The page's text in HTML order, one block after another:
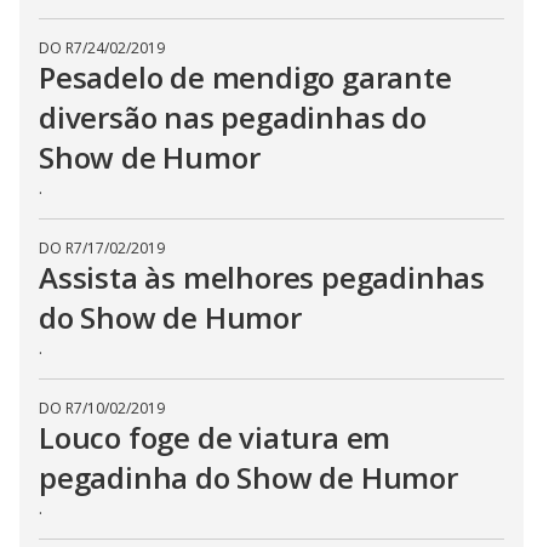
DO R7/24/02/2019
Pesadelo de mendigo garante
diversão nas pegadinhas do
Show de Humor
.
DO R7/17/02/2019
Assista às melhores pegadinhas
do Show de Humor
.
DO R7/10/02/2019
Louco foge de viatura em
pegadinha do Show de Humor
.